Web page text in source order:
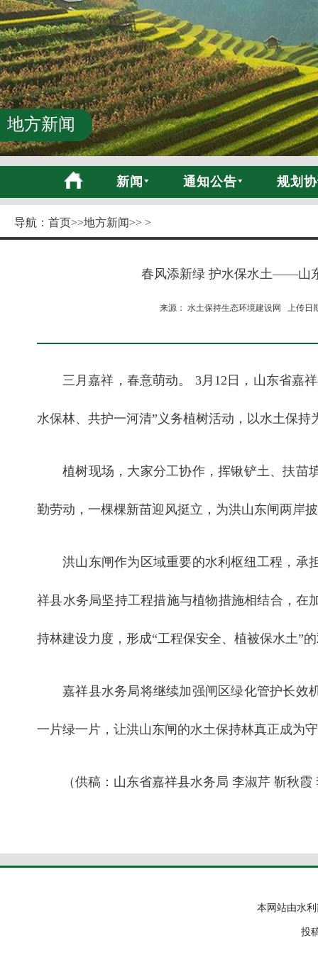
地方新闻
新闻 通知公告 规划
导航： 首页>>地方新闻>> >
春风添新绿 护水保水土——山
来源： 水土保持生态环境建设网 上传日
三月嘉祥，春意萌动。 3月12日，山东省嘉
水保林、共护一河清”义务植树活动，以水土保持
植树现场，大家分工协作，挥锹铲土、扶苗
勤劳动，一棵棵新苗迎风挺立，为洪山东闸两岸
洪山东闸作为区域重要的水利枢纽工程，承
祥县水务局坚持工程措施与植物措施相结合，在
持林建设力度，形成“工程保安全、植被保水土”
嘉祥县水务局将继续加强闸区绿化管护长效
一片绿一片，让洪山东闸的水土保持林真正成为
（供稿：山东省嘉祥县水务局 李淑芹 靳秋霞
本网站由水
投